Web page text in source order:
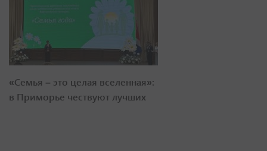
«Семья – это целая вселенная»:
в Приморье чествуют лучших